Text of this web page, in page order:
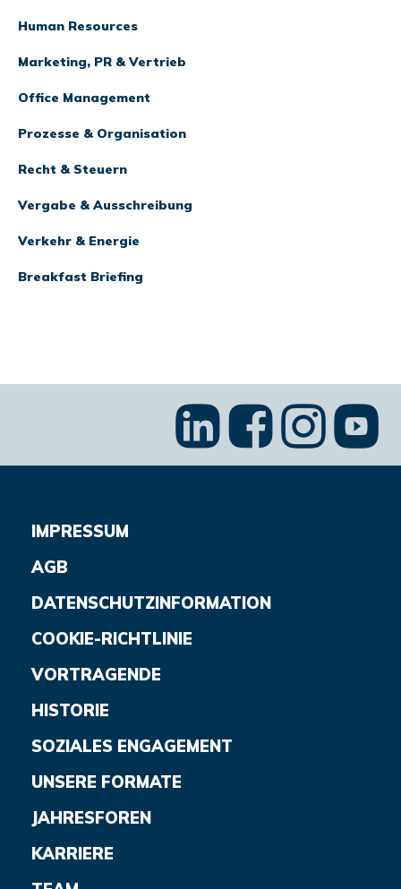
Human Resources
Marketing, PR & Vertrieb
Office Management
Prozesse & Organisation
Recht & Steuern
Vergabe & Ausschreibung
Verkehr & Energie
Breakfast Briefing
IMPRESSUM
AGB
DATENSCHUTZINFORMATION
COOKIE-RICHTLINIE
VORTRAGENDE
HISTORIE
SOZIALES ENGAGEMENT
UNSERE FORMATE
JAHRESFOREN
KARRIERE